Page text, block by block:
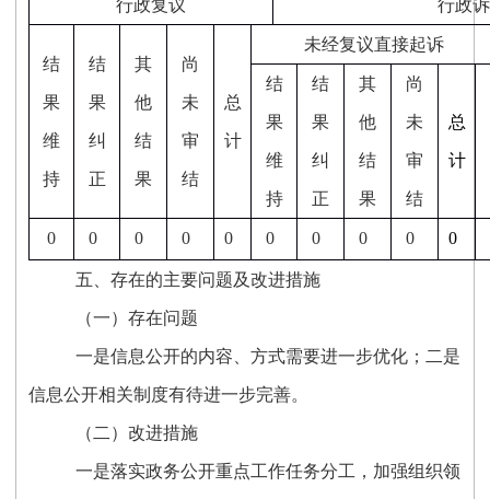
行政复议 行政
结
果
维
持
结
果
纠
正
其
他
结
果
尚
未
审
结
总
计
未经复议直接起诉
结
果
维
持
结
果
纠
正
其
他
结
果
尚
未
审
结
总
计
0 0 0 0 0 0 0 0 0 0
五、存在的主要问题及改进措施
（一）存在问题
一是信息公开的内容、方式需要进一步优化； 二是
信息公开相关制度有待进一步完善。
（二）改进措施
一是落实政务公开重点工作任务分工，加强组织领